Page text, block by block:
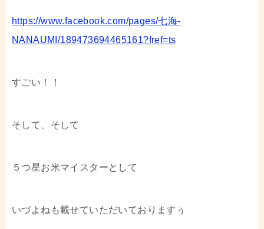
https://www.facebook.com/pages/七海-
NANAUMI/189473694465161?fref=ts
すごい！！
そして、そして
５つ星お米マイスターとして
いづよねも載せていただいておりますぅ